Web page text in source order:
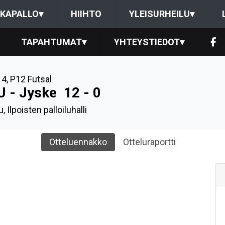
▾ HIIHTO YLEISURHEILU▾
TAPAHTUMAT▾ YHTEYSTIEDOT▾
, P12 Futsal
- Jyske 12 - 0
Ilpoisten palloiluhalli
Otteluennakko Otteluraportti